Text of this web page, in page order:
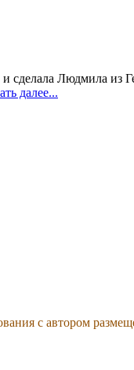
сделала Людмила из
далее...
с автором